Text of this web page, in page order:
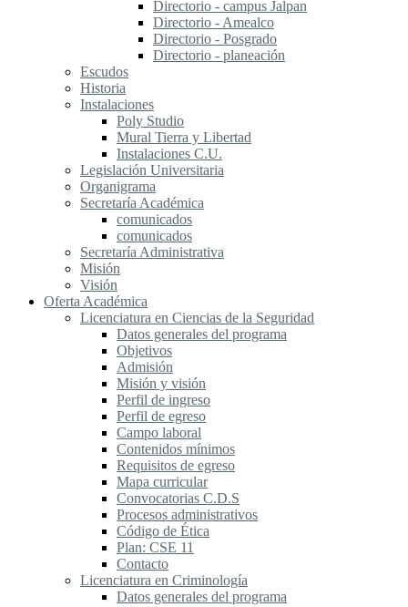
Directorio - campus Jalpan
Directorio - Amealco
Directorio - Posgrado
Directorio - planeación
Escudos
Historia
Instalaciones
Poly Studio
Mural Tierra y Libertad
Instalaciones C.U.
Legislación Universitaria
Organigrama
Secretaría Académica
comunicados
comunicados
Secretaría Administrativa
Misión
Visión
Oferta Académica
Licenciatura en Ciencias de la Seguridad
Datos generales del programa
Objetivos
Admisión
Misión y visión
Perfil de ingreso
Perfil de egreso
Campo laboral
Contenidos mínimos
Requisitos de egreso
Mapa curricular
Convocatorias C.D.S
Procesos administrativos
Código de Ética
Plan: CSE 11
Contacto
Licenciatura en Criminología
Datos generales del programa